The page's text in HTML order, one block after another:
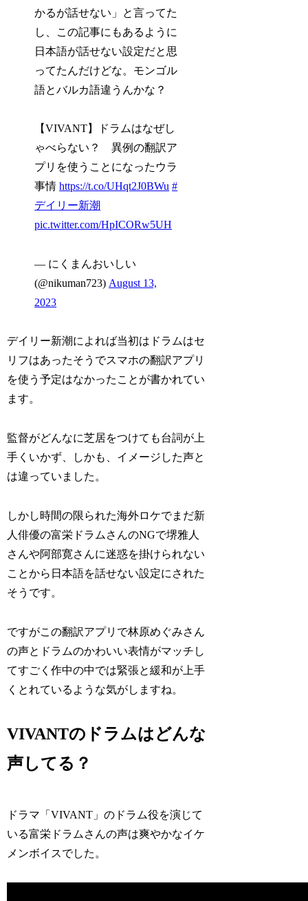
かるが話せない」と言ってた
し、この記事にもあるように
日本語が話せない設定だと思
ってたんだけどな。モンゴル
語とバルカ語違うんかな？
【VIVANT】ドラムはなぜし
ゃべらない？ 異例の翻訳ア
プリを使うことになったウラ
事情https://t.co/UHqt2J0BWu #
デイリー新潮
pic.twitter.com/HpICORw5UH
— にくまんおいしい
(@nikuman723) August 13,
2023
デイリー新潮によれば当初はドラムはセ
リフはあったそうでスマホの翻訳アプリ
を使う予定はなかったことが書かれてい
ます。
監督がどんなに芝居をつけても台詞が上
手くいかず、しかも、イメージした声と
は違っていました。
しかし時間の限られた海外ロケでまだ新
人俳優の富栄ドラムさんのNGで堺雅人
さんや阿部寛さんに迷惑を掛けられない
ことから日本語を話せない設定にされた
そうです。
ですがこの翻訳アプリで林原めぐみさん
の声とドラムのかわいい表情がマッチし
てすごく作中の中では緊張と緩和が上手
くとれているような気がしますね。
VIVANTのドラムはどんな
声してる？
ドラマ「VIVANT」のドラム役を演じて
いる富栄ドラムさんの声は爽やかなイケ
メンボイスでした。